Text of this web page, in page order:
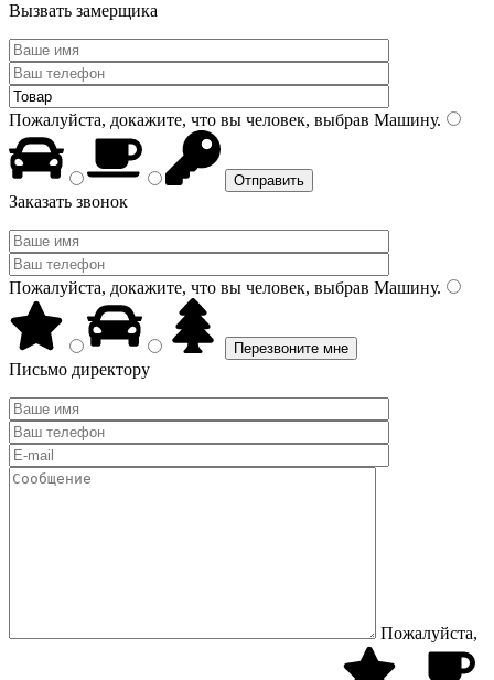
Вызвать замерщика
Пожалуйста, докажите, что вы человек, выбрав Машину.
Заказать звонок
Пожалуйста, докажите, что вы человек, выбрав Машину.
Письмо директору
Пожалуйста,